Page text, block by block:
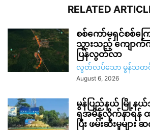
RELATED
စစ်ကော်မရှင်စစ်ကြ
သွားသည့် ကျောက်က
ပြန်လွတ်လာ
လွတ်လပ်သော မွန်သတင်
August 6, 2026
မွန်ပြည်နယ် မြို့
ရအမိန့်လိုက်နာရန်
ပြီး ဖမ်းဆီးမှုမျ